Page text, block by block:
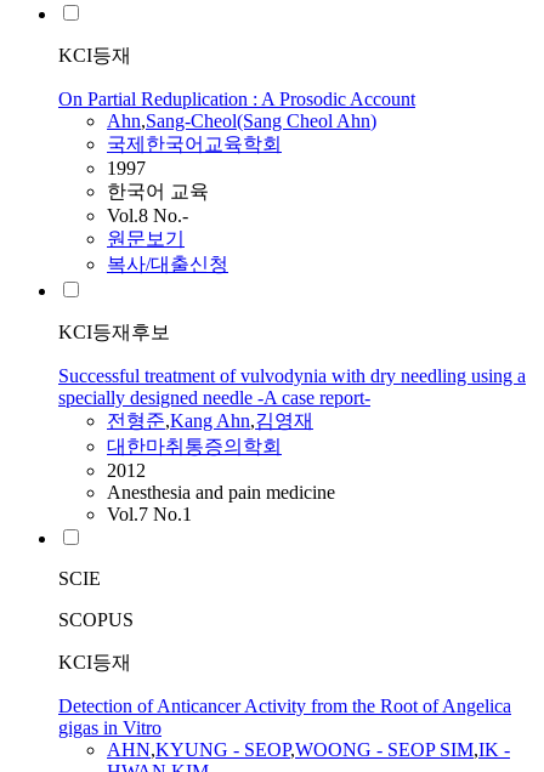
KCI등재
On Partial Reduplication : A Prosodic Account
Ahn,Sang-Cheol(Sang CheolAhn)
국제한국어교육학회
1997
한국어 교육
Vol.8 No.-
원문보기
복사/대출신청
KCI등재후보
Successful treatment of vulvodynia with dry needling using a
specially designed needle -A case report-
전형준,KangAhn,김영재
대한마취통증의학회
2012
Anesthesia and pain medicine
Vol.7 No.1
SCIE
SCOPUS
KCI등재
Detection of Anticancer Activity from the Root of Angelica
gigas in Vitro
AHN,KYUNG - SEOP,WOONG - SEOP SIM,IK -